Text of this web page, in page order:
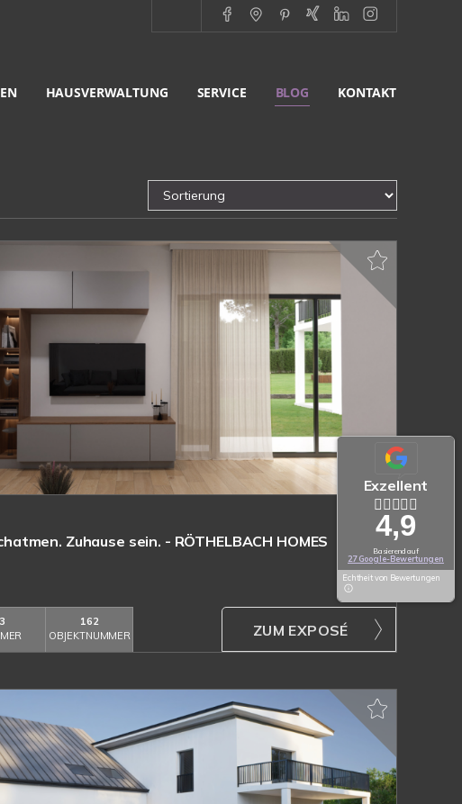
HAUSVERWALTUNG SERVICE BLOG KONTAKT
Zuhause sein. - RÖTHELBACH HOMES
3
162
OBJEKTNUMMER
ZUM EXPOSÉ
Exzellent
4,9
Basierend auf
27 Google-Bewertungen
Echtheit von Bewertungen